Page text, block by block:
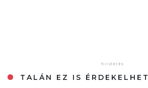
TALÁN EZ IS ÉRDEKELHET